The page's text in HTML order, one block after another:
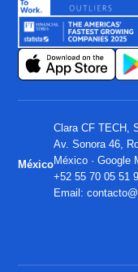
México
Clara CF TECH,
Av. Sonora 46,
México ·Google
+52 55 70 05 51
Email: